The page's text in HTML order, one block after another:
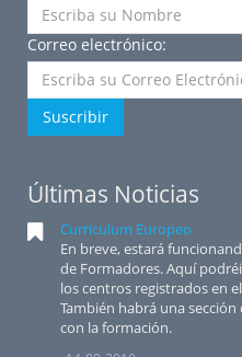
Correo electrónico:
Suscribir
Últimas Noticias
Curriculum Europeo
En breve, estará
de Formadores. Aquí
los centros registrados en
También habrá una
con la formación.